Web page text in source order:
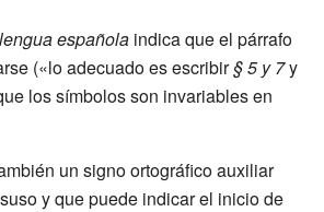
española indica que el párrafo
(«lo adecuado es escribir§5 y 7y
los símbolos son invariables en
un signo ortográfico auxiliar
y que puede indicar el inicio de